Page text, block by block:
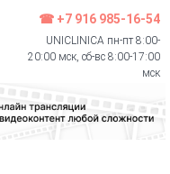
☎ +7 916 985-16-54
UNICLINICA пн-пт 8:00-
20:00 мск, сб-вс 8:00-17:00
мск